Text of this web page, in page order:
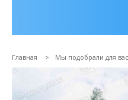
Главная Мы подобрали для вас